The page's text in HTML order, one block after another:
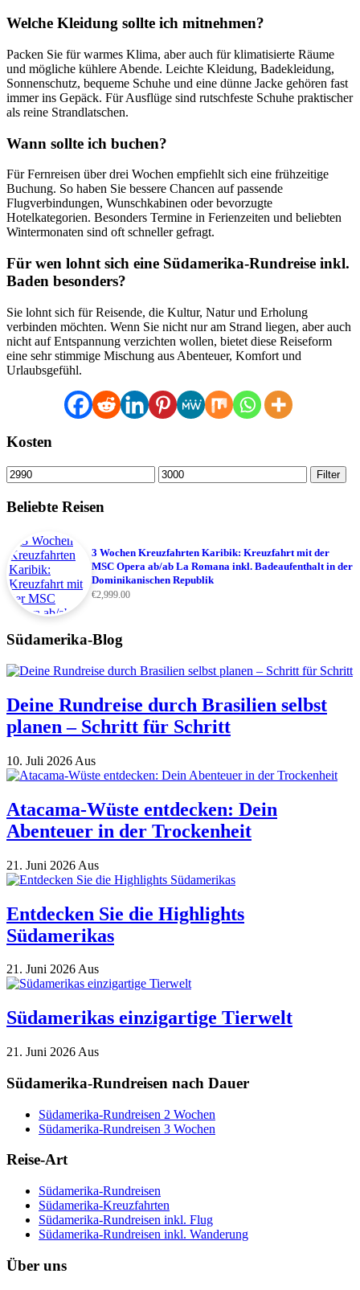
Welche Kleidung sollte ich mitnehmen?
Packen Sie für warmes Klima, aber auch für klimatisierte Räume
und mögliche kühlere Abende. Leichte Kleidung, Badekleidung,
Sonnenschutz, bequeme Schuhe und eine dünne Jacke gehören fast
immer ins Gepäck. Für Ausflüge sind rutschfeste Schuhe praktischer
als reine Strandlatschen.
Wann sollte ich buchen?
Für Fernreisen über drei Wochen empfiehlt sich eine frühzeitige
Buchung. So haben Sie bessere Chancen auf passende
Flugverbindungen, Wunschkabinen oder bevorzugte
Hotelkategorien. Besonders Termine in Ferienzeiten und beliebten
Wintermonaten sind oft schneller gefragt.
Für wen lohnt sich eine Südamerika-Rundreise inkl.
Baden besonders?
Sie lohnt sich für Reisende, die Kultur, Natur und Erholung
verbinden möchten. Wenn Sie nicht nur am Strand liegen, aber auch
nicht auf Entspannung verzichten wollen, bietet diese Reiseform
eine sehr stimmige Mischung aus Abenteuer, Komfort und
Urlaubsgefühl.
Kosten
Min.
Preis
Max.
Preis
Filter
Beliebte Reisen
3 Wochen Kreuzfahrten Karibik: Kreuzfahrt mit der
MSC Opera ab/ab La Romana inkl. Badeaufenthalt in der
Dominikanischen Republik
€2,999.00
Südamerika-Blog
Deine Rundreise durch Brasilien selbst
planen – Schritt für Schritt
10. Juli 2026 Aus
Atacama-Wüste entdecken: Dein
Abenteuer in der Trockenheit
21. Juni 2026 Aus
Entdecken Sie die Highlights
Südamerikas
21. Juni 2026Aus
Südamerikas einzigartige Tierwelt
21. Juni 2026 Aus
Südamerika-Rundreisen nach Dauer
Südamerika-Rundreisen 2 Wochen
Südamerika-Rundreisen 3 Wochen
Reise-Art
Südamerika-Rundreisen
Südamerika-Kreuzfahrten
Südamerika-Rundreisen inkl. Flug
Südamerika-Rundreisen inkl. Wanderung
Über uns